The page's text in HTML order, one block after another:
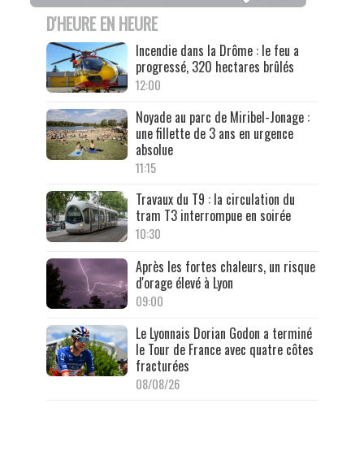
D'HEURE EN HEURE
Incendie dans la Drôme : le feu a
progressé, 320 hectares brûlés
12:00
Noyade au parc de Miribel-Jonage :
une fillette de 3 ans en urgence
absolue
11:15
Travaux du T9 : la circulation du
tram T3 interrompue en soirée
10:30
Après les fortes chaleurs, un risque
d'orage élevé à Lyon
09:00
Le Lyonnais Dorian Godon a terminé
le Tour de France avec quatre côtes
fracturées
08/08/26